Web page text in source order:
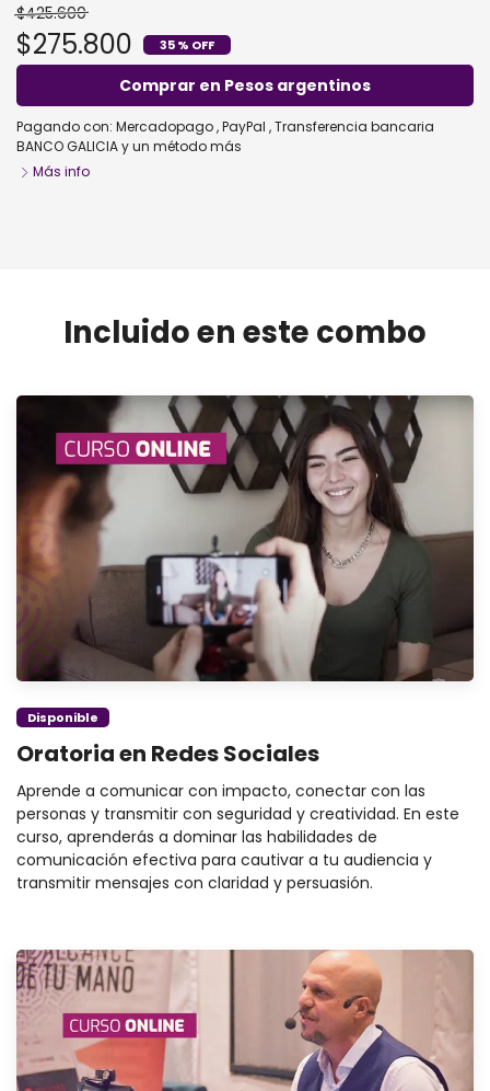
$425.600
$275.800 35 % OFF
Comprar en Pesos argentinos
Pagando con: Mercadopago,PayPal ,Transferencia bancaria
BANCO GALICIAy un método más
Más info
Incluido en este combo
Disponible
Oratoria en Redes Sociales
Aprende a comunicar con impacto, conectar con las
personas y transmitir con seguridad y creatividad. En este
curso, aprenderás a dominar las habilidades de
comunicación efectiva para cautivar a tu audiencia y
transmitir mensajes con claridad y persuasión.